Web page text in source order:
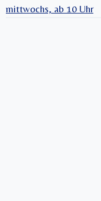
mittwochs, ab 10 Uhr